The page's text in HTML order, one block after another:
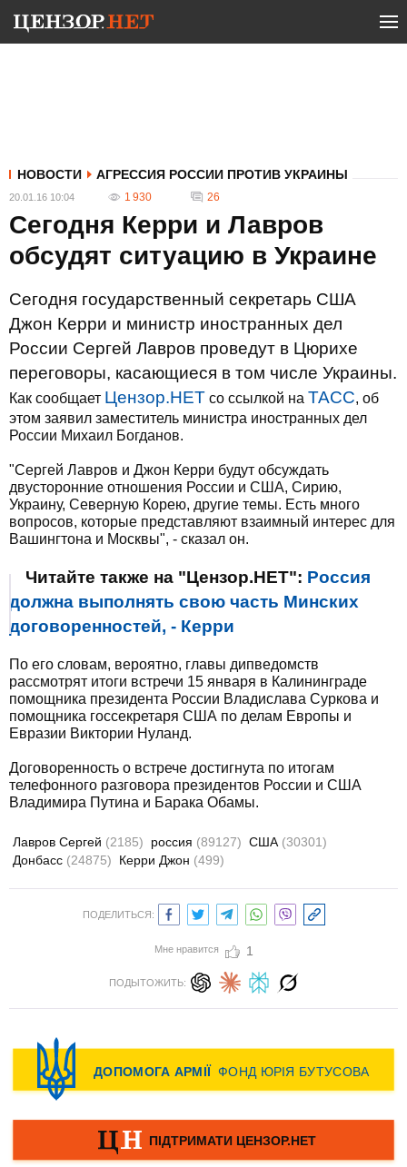
НОВОСТИ АГРЕССИЯ РОССИИ ПРОТИВ УКРАИНЫ
20.01.16 10:04 1 930 26
Сегодня Керри и Лавров
обсудят ситуацию в Украине
Сегодня государственный секретарь США
Джон Керри и министр иностранных дел
России Сергей Лавров проведут в Цюрихе
переговоры, касающиеся в том числе Украины.
Как сообщает Цензор.НЕТ со ссылкой на ТАСС, об
этом заявил заместитель министра иностранных дел
России Михаил Богданов.
"Сергей Лавров и Джон Керри будут обсуждать
двусторонние отношения России и США, Сирию,
Украину, Северную Корею, другие темы. Есть много
вопросов, которые представляют взаимный интерес для
Вашингтона и Москвы", - сказал он.
Читайте также на "Цензор.НЕТ": Россия
должна выполнять свою часть Минских
договоренностей, - Керри
По его словам, вероятно, главы дипведомств
рассмотрят итоги встречи 15 января в Калининграде
помощника президента России Владислава Суркова и
помощника госсекретаря США по делам Европы и
Евразии Виктории Нуланд.
Договоренность о встрече достигнута по итогам
телефонного разговора президентов России и США
Владимира Путина и Барака Обамы.
Лавров Сергей (2185) россия (89127) США (30301)
Донбасс (24875) Керри Джон (499)
ПОДЕЛИТЬСЯ:
Мне нравится 1
ПОДЫТОЖИТЬ: